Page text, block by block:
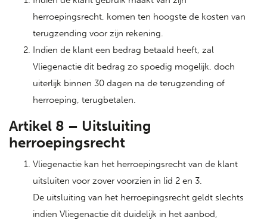
herroepingsrecht, komen ten hoogste de kosten van
terugzending voor zijn rekening.
Indien de klant een bedrag betaald heeft, zal
Vliegenactie dit bedrag zo spoedig mogelijk, doch
uiterlijk binnen 30 dagen na de terugzending of
herroeping, terugbetalen.
Artikel 8 – Uitsluiting
herroepingsrecht
Vliegenactie kan het herroepingsrecht van de klant
uitsluiten voor zover voorzien in lid 2 en 3.
De uitsluiting van het herroepingsrecht geldt slechts
indien Vliegenactie dit duidelijk in het aanbod,